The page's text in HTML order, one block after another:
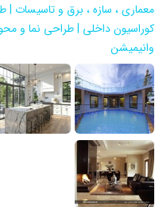
معماری ، سازه ، برق و تاسیسات |
کوراسیون داخلی | طراحی نما و
وانیمیشن